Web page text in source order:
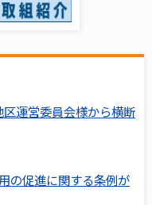
運営委員会様から横断
の促進に関する条例が